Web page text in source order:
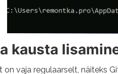
kausta
on vaja regulaarselt, näiteks